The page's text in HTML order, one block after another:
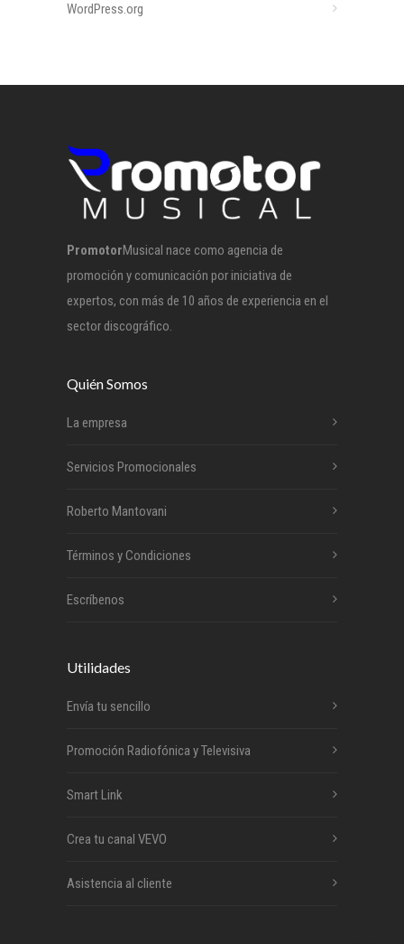
WordPress.org
PromotorMusical nace como agencia de
promoción y comunicación por iniciativa de
expertos, con más de 10 años de experiencia en el
sector discográfico.
Quién Somos
La empresa
Servicios Promocionales
Roberto Mantovani
Términos y Condiciones
Escríbenos
Utilidades
Envía tu sencillo
Promoción Radiofónica y Televisiva
Smart Link
Crea tu canal VEVO
Asistencia al cliente